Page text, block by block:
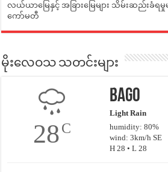
လယ်ယာမြေနှင့် အခြားမြေများ သိမ်းဆည်းခံရမှု
ကော်မတီ
မိုးလေဝသ သတင်းများ
28C
Bago
Light Rain
humidity: 80%
wind: 3km/h SE
H 28 • L 28